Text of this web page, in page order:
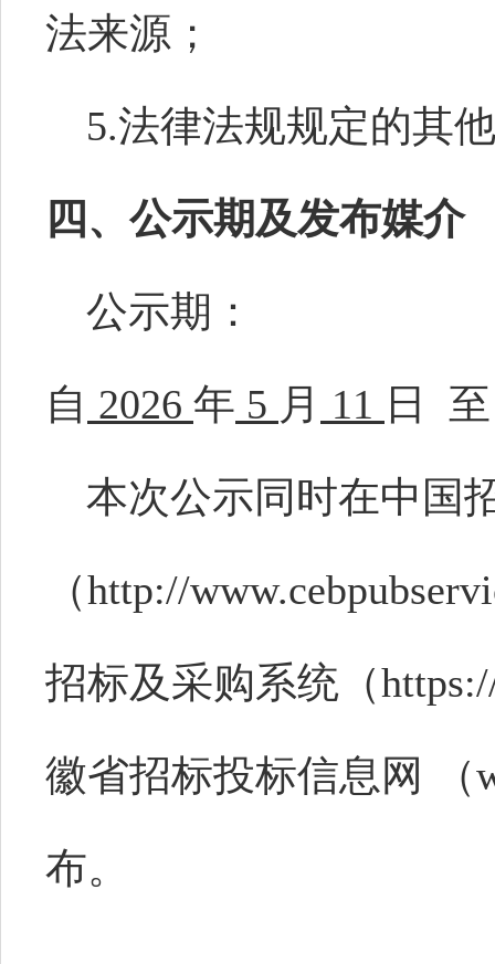
法来源；
5.法律法规规定的其
四、公示期及发布媒介
公示期：
自 2026 年 5 月 11 日
本次公示同时在中国
（http://
招标及采购系统（
徽省招标投标信息网 （
布。